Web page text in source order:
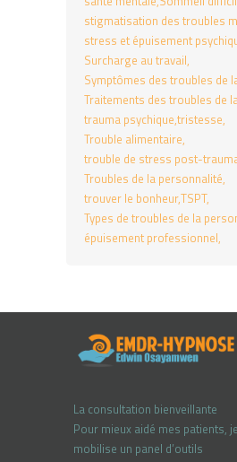
stigmatisation des troubles
stress et épuisement
Surcharge au travail
Symptômes des troubles de
Traitements des troubles de
trauma psychique tristesse
Trouble alimentaire
trouble de stress post-
Troubles de la personnalité
trouver le bonheurTSPT
Types de troubles de la
épuisement professionnel
La consultation bienveillante
Pour mieux aidé mes patients, je
mobilise un panel d’outils